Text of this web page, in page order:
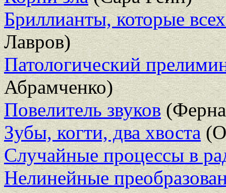
Бриллианты, которые
Лавров)
Патологический
Абрамченко)
Повелитель звуков
Зубы, когти, два хвоста
Случайные процессы в
Нелинейные